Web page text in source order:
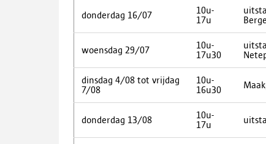
donderdag 16/07
10u-
17u
woensdag 29/07
10u-
17u30
dinsdag 4/08 tot vrijdag
7/08
10u-
16u30
donderdag 13/08
10u-
17u